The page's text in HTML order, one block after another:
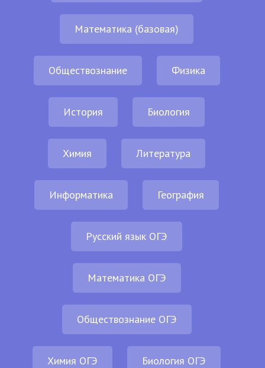
Математика (базовая)
Обществознание Физика
История Биология
Химия Литература
Информатика География
Русский язык ОГЭ
Математика ОГЭ
Обществознание ОГЭ
Химия ОГЭ Биология ОГЭ